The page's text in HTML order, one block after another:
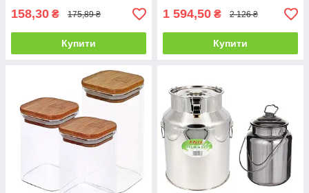
158,30 ₴ 175,89 ₴
Купити
1 594,50 ₴ 2 126 ₴
Купити